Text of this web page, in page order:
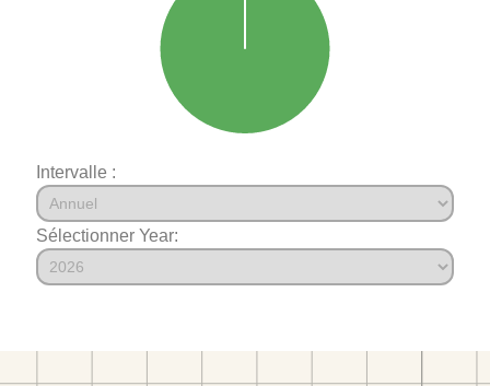
Intervalle :
Sélectionner Year: